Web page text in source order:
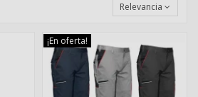
Relevancia
¡En oferta!